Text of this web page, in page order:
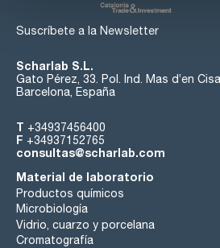
Suscríbete a la Newsletter
Scharlab S.L.
Gato Pérez, 33. Pol. Ind. Mas d’en
Barcelona, España
T +34937456400
F +34937152765
consultas@scharlab.com
Material de laboratorio
Productos químicos
Microbiología
Vidrio, cuarzo y porcelana
Cromatografía